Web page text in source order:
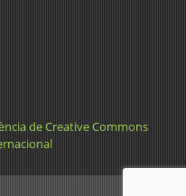
de Creative Commons